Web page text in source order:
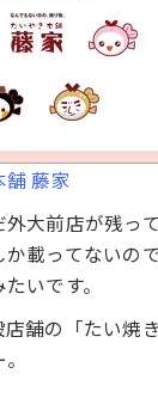
舗 藤家
外大前店が残っ
載ってないの
いです。
舗の「たい焼